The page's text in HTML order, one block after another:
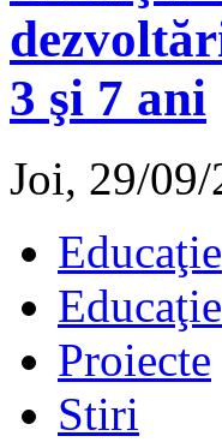
3 şi 7 ani
Joi, 29/
Educaţie
Proiecte
Stiri